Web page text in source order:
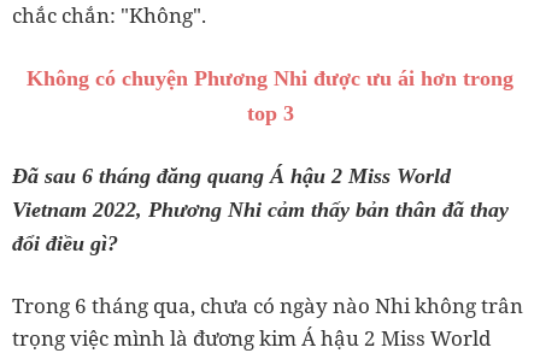
chắc chắn: "Không".
Không có chuyện Phương Nhi được ưu ái hơn trong
top 3
Đã sau 6 tháng đăng quang Á hậu 2 Miss World
Vietnam 2022, Phương Nhi cảm thấy bản thân đã thay
đổi điều gì?
Trong 6 tháng qua, chưa có ngày nào Nhi không trân
trọng việc mình là đương kim Á hậu 2 Miss World